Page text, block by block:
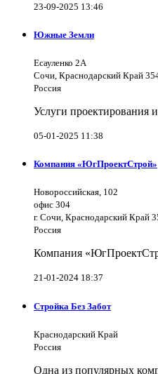
23-09-2025 13:46
Южные Земли
Есауленко 2А
Сочи, Краснодарский Край
Россия
Услуги проектирования
05-01-2025 11:38
Компания «ЮгПроектСтрой»
Новороссийская, 102
офис 304
г. Сочи, Краснодарский Край
Россия
Компания
21-01-2024 18:37
Стройка Без Забот
Краснодарский Край
Россия
Одна из популярных